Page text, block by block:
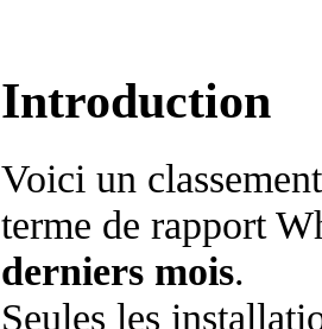
Introduction
Voici un
terme de rapport
derniers mois.
Seules les